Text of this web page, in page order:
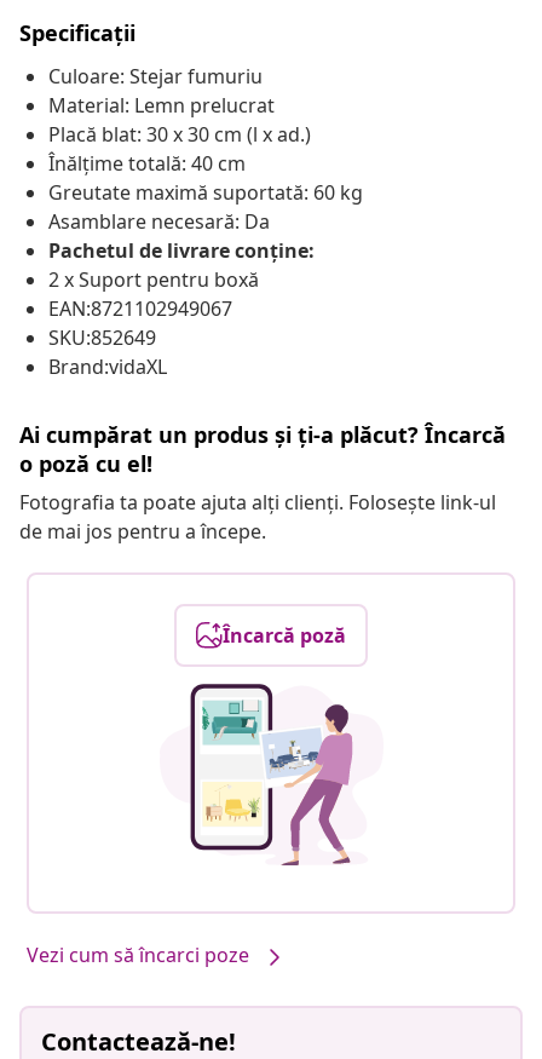
Specificații
Culoare: Stejar fumuriu
Material: Lemn prelucrat
Placă blat: 30 x 30 cm (l x ad.)
Înălțime totală: 40 cm
Greutate maximă suportată: 60 kg
Asamblare necesară: Da
Pachetul de livrare conține:
2 x Suport pentru boxă
EAN:8721102949067
SKU:852649
Brand:vidaXL
Ai cumpărat un produs și ți-a plăcut? Încarcă
o poză cu el!
Fotografia ta poate ajuta alți clienți. Folosește link-ul
de mai jos pentru a începe.
Încarcă poză
Vezi cum să încarci poze
Contactează-ne!